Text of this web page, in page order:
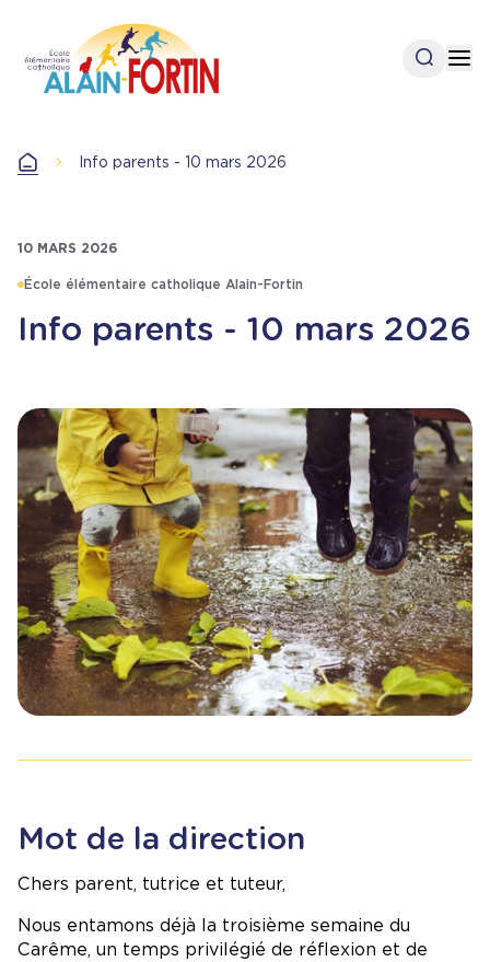
contenu
principal
Open
AccueilInfo parents - 10 mars 2026
10 MARS 2026
École élémentaire catholique Alain-Fortin
Info parents - 10 mars 2026
Mot de la direction
Chers parent, tutrice et tuteur,
Nous entamons déjà la troisième semaine du
Carême, un temps privilégié de réflexion et de